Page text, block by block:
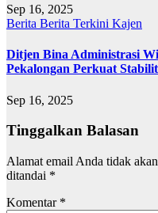
Sep 16, 2025
Berita Berita Terkini Kajen
Ditjen Bina Administrasi
Pekalongan Perkuat
Sep 16, 2025
Tinggalkan Balasan
Alamat email Anda tidak
ditandai *
Komentar *